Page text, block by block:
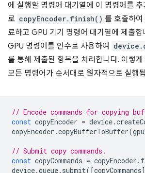
에 실행할 명령어 대기열에 이 명령어를
로 copyEncoder.finish() 를 호출하
료하고 GPU 기기 명령어 대기열에 제출합
GPU 명령어를 인수로 사용하여
를 통해 제출된 항목을 처리합니다. 이렇
모든 명령어가 순서대로 원자적으로 실행
// Encode commands for copying
const copyEncoder = device.
copyEncoder .copyBufferToBuffer(
// Submit copy commands.
const copyCommands = copyEncoder .
device.queue. submit([copyCommands